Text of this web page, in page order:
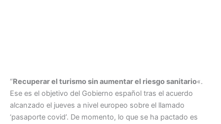
“Recuperar el turismo sin aumentar el riesgo sanitario«.
Ese es el objetivo del Gobierno español tras el acuerdo
alcanzado el jueves a nivel europeo sobre el llamado
‘pasaporte covid’. De momento, lo que se ha pactado es